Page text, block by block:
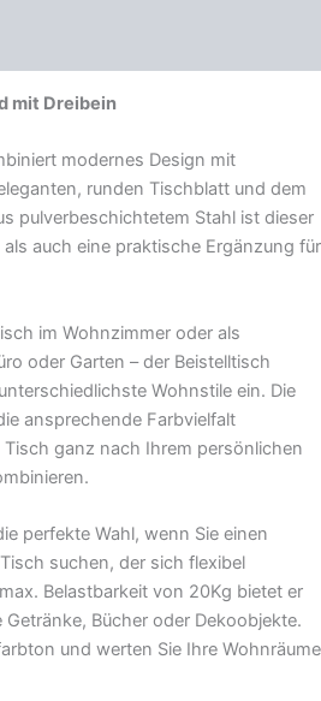
mit Dreibein
modernes Design mit
runden Tischblatt und dem
pulverbeschichtetem Stahl ist dieser
auch eine praktische Ergänzung für
im Wohnzimmer oder als
oder Garten – der Beistelltisch
Wohnstile ein. Die
ansprechende Farbvielfalt
ganz nach Ihrem persönlichen
perfekte Wahl, wenn Sie einen
suchen, der sich flexibel
Belastbarkeit von 20Kg bietet er
Bücher oder Dekoobjekte.
und werten Sie Ihre Wohnräume